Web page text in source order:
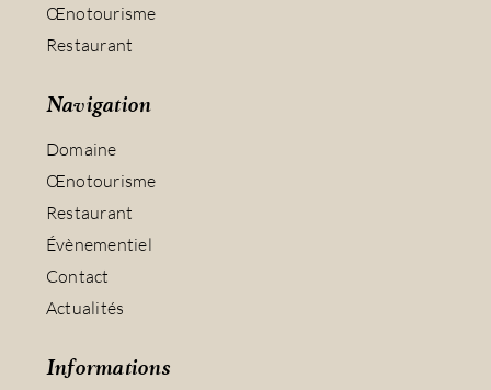
Œnotourisme
Restaurant
Navigation
Domaine
Œnotourisme
Restaurant
Évènementiel
Contact
Actualités
Informations